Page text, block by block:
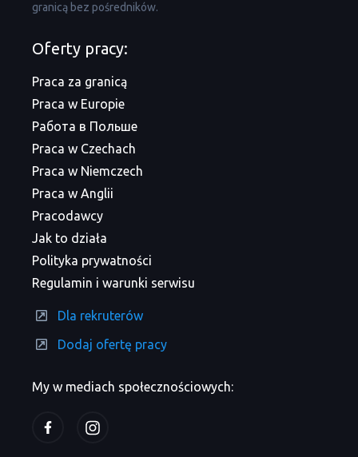
granicą bez pośredników.
My w mediach społecznościowych:
Oferty pracy:
Praca za granicą
Praca w Europie
Работа в Польше
Praca w Czechach
Praca w Niemczech
Praca w Anglii
Pracodawcy
Jak to działa
Polityka prywatności
Regulamin i warunki serwisu
Dla rekruterów
Dodaj ofertę pracy